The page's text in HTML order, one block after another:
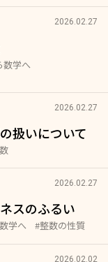
2026.02.27
数学へ
2026.02.27
扱いについて
2026.02.27
スのふるい
学へ #整数の性質
2026.02.02